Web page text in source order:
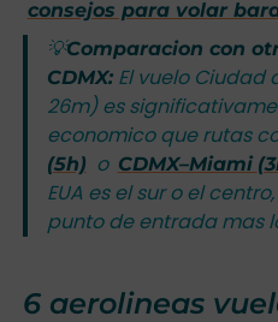
consejos para volar
💡Comparacion con
CDMX:El vuelo Ciudad
26m) es
economico que rutas
(5h) o CDMX–Miami
EUA es el sur o el
punto de entrada mas
6 aerolineas